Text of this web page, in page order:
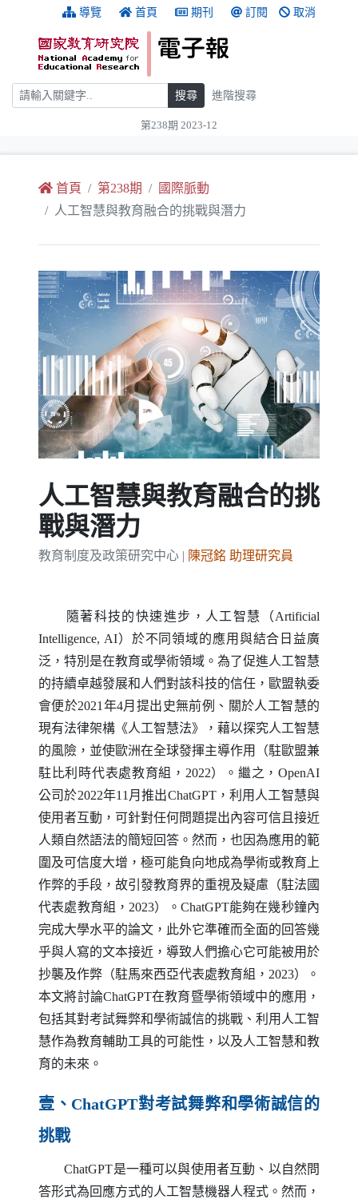
跳到主要內容 導覽 首頁 期刊 訂閱 取消
搜尋 搜尋 進階搜尋
第238期 2023-12
首頁 第238期
國際脈動
人工智慧與教育融合的挑戰與潛力
Previous Next
人工智慧與教育融合的挑
戰與潛力
教育制度及政策研究中心 | 陳冠銘 助理研究員
隨著科技的快速進步，人工智慧（Artificial
Intelligence, AI）於不同領域的應用與結合日益廣
泛，特別是在教育或學術領域。為了促進人工智慧
的持續卓越發展和人們對該科技的信任，歐盟執委
會便於2021年4月提出史無前例、關於人工智慧的
現有法律架構《人工智慧法》，藉以探究人工智慧
的風險，並使歐洲在全球發揮主導作用（駐歐盟兼
駐比利時代表處教育組，2022）。繼之， OpenAI
公司於2022年11月推出ChatGPT，利用人工智慧與
使用者互動，可針對任何問題提出內容可信且接近
人類自然語法的簡短回答。然而，也因為應用的範
圍及可信度大增，極可能負向地成為學術或教育上
作弊的手段，故引發教育界的重視及疑慮（駐法國
代表處教育組，2023）。 ChatGPT能夠在幾秒鐘內
完成大學水平的論文，此外它準確而全面的回答幾
乎與人寫的文本接近，導致人們擔心它可能被用於
抄襲及作弊（駐馬來西亞代表處教育組，2023）。
本文將討論ChatGPT在教育暨學術領域中的應用，
包括其對考試舞弊和學術誠信的挑戰、利用人工智
慧作為教育輔助工具的可能性，以及人工智慧和教
育的未來。
壹、 ChatGPT對考試舞弊和學術誠信的
挑戰
ChatGPT是一種可以與使用者互動、以自然問
答形式為回應方式的人工智慧機器人程式。然而，